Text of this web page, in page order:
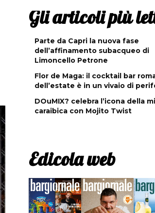
Gli articoli più
Parte da Capri la nuova fase
dell’affinamento subacqueo di
Limoncello Petrone
Flor de Maga: il cocktail bar
dell’estate è in un vivaio di
DOuMIX? celebra l’icona della
caraibica con Mojito Twist
Edicola web